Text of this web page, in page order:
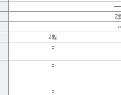
2
○
2點
○
○
○